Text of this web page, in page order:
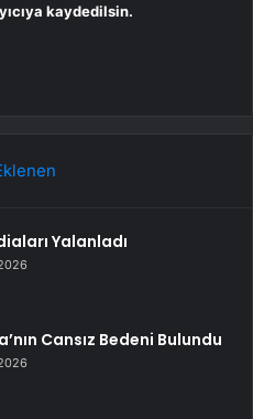
kaydedilsin.
Yalanladı
Cansız Bedeni Bulundu